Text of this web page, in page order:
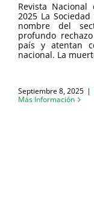
Revista
2025 La
nombre del
profundo
país y atentan
nacional. La
Septiembre 8, 2025 |
Más Información